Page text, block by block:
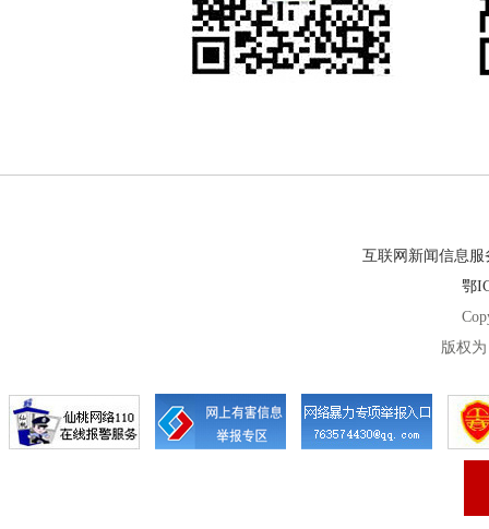
互联网新闻信息服
鄂
版权